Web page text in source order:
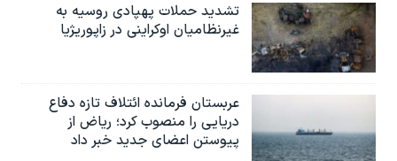
تشدید حملات پهپادی روسیه به
غیرنظامیان اوکراینی در زاپوریژیا
عربستان فرمانده ائتلاف تازه دفاع
دریایی را منصوب کرد؛ ریاض از
پیوستن اعضای جدید خبر داد